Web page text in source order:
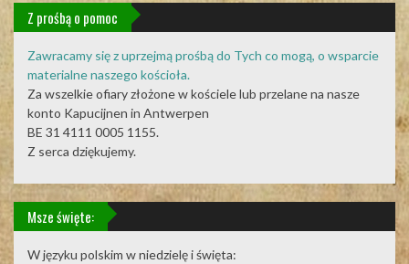
Z prośbą o pomoc
Zawracamy się z uprzejmą prośbą do Tych co mogą, o wsparcie
materialne naszego kościoła.
Za wszelkie ofiary złożone w kościele lub przelane na nasze
konto Kapucijnen in Antwerpen
BE 31 4111 0005 1155.
Z serca dziękujemy.
Msze święte:
W języku polskim w niedzielę i święta: